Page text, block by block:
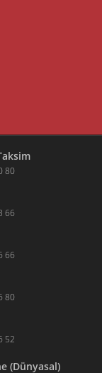
80
66
66
80
52
(Dünyasal)